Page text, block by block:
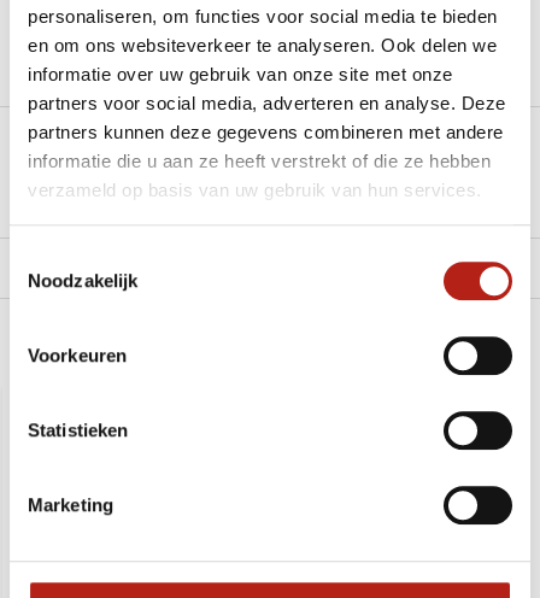
personaliseren, om functies voor social media te bieden
en om ons websiteverkeer te analyseren. Ook delen we
informatie over uw gebruik van onze site met onze
partners voor social media, adverteren en analyse. Deze
partners kunnen deze gegevens combineren met andere
informatie die u aan ze heeft verstrekt of die ze hebben
verzameld op basis van uw gebruik van hun services.
Noodzakelijk
Voorkeuren
Statistieken
Marketing
Stel je vraag in de Chat voor een snel antwoord 24/7
Stel je vraag
Groot aantal nodig?
Klik hier om een offerte aan te vragen
Levering en retour
Recent bekeken